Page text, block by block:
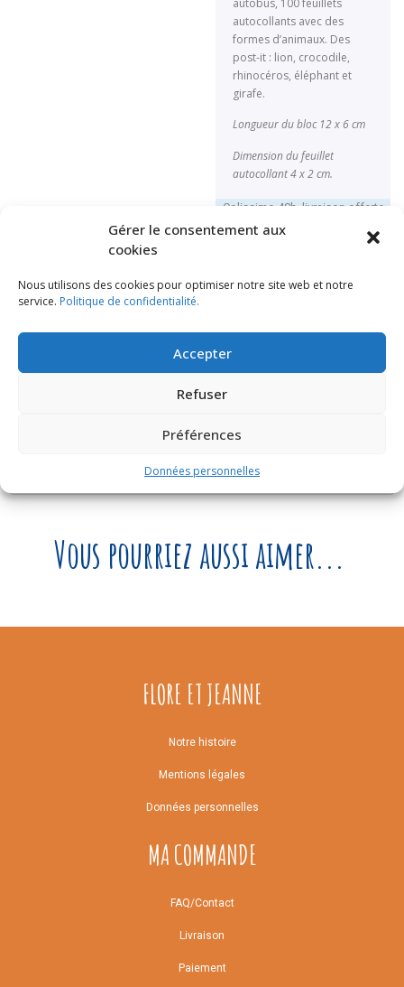
Gérer le consentement aux
cookies
Nous utilisons des cookies pour optimiser notre site web et notre
service. Politique de confidentialité.
Accepter
Refuser
Préférences
Données personnelles
autobus, 100 feuillets
autocollants avec des
formes d’animaux. Des
post-it : lion, crocodile,
rhinocéros, éléphant et
girafe.
Longueur du bloc 12 x 6 cm
Dimension du feuillet
autocollant 4 x 2 cm.
Colissimo 48h, livraison offerte
dès 49€ d’achats (en savoir +)
Informations complémentaires
Informations
complémentaires
Vous pourriez aussi aimer...
FLORE ET JEANNE
Notre histoire
Mentions légales
Données personnelles
MA COMMANDE
FAQ/Contact
Livraison
Paiement